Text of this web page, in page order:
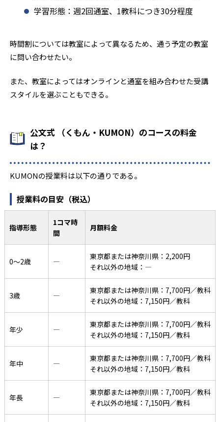
学習形態：週2回通室、1教科につき30分程度
時間割については教室によって異なるため、通う予定の教室
に問い合わせたい。
また、教室によってはオンラインと通室を組み合わせた受講
スタイルを選ぶこともできる。
公文式 （くもん・KUMON）のコースの料金
は？
KUMONの授業料は以下の通りである。
授業料の目安（税込）
指導形態
1コマ時
間
月額料金
0〜2歳 ―
東京都または神奈川県：2,200円
それ以外の地域：―
3歳 ―
東京都または神奈川県：7,700円／教科
それ以外の地域：7,150円／教科
年少 ―
東京都または神奈川県：7,700円／教科
それ以外の地域：7,150円／教科
年中 ―
東京都または神奈川県：7,700円／教科
それ以外の地域：7,150円／教科
年長 ―
東京都または神奈川県：7,700円／教科
それ以外の地域：7,150円／教科